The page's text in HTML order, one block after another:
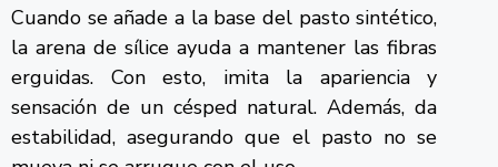
Cuando se añade a la base del pasto sintético,
la arena de sílice ayuda a mantener las fibras
erguidas. Con esto, imita la apariencia y
sensación de un césped natural. Además, da
estabilidad, asegurando que el pasto no se